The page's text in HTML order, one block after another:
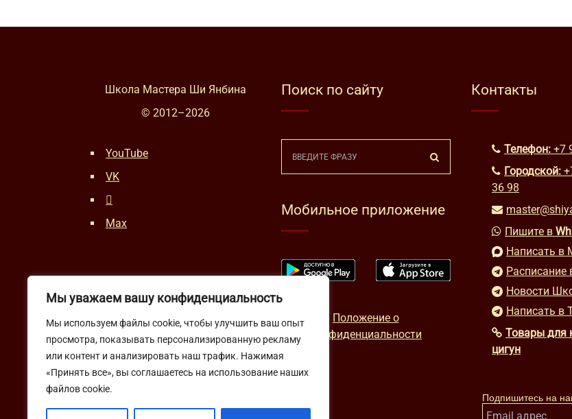
Мы уважаем вашу конфиденциальность
Мы используем файлы cookie, чтобы улучшить ваш опыт
просмотра, показывать персонализированную рекламу
или контент и анализировать наш трафик. Нажимая
«Принять все», вы соглашаетесь на использование наших
файлов cookie.
Школа Мастера Ши Янбина
© 2012–2026
YouTube
VK
Max
Поиск по сайту
Мобильное приложение
Положение о
конфиденциальности
Контакты
Телефон: +7
Городской:
36 98
Пишите в
Написать в
Расписание
Новости
Написать в
Товары для
цигун
Подпишитесь на